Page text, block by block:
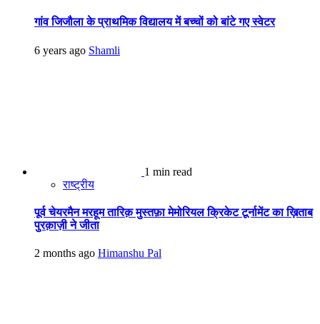
गांव जिजौला के प्राथमिक विद्यालय में बच्चों को बांटे गए स्वेटर
6 years ago Shamli
1 min read
राष्ट्रीय
पूर्व चेयरमैन मरहूम तारिक़ मुस्तफ़ा मेमोरियल क्रिकेट टूर्नामेंट का ख़िताब
पुरक़ाज़ी ने जीता
2 months ago Himanshu Pal